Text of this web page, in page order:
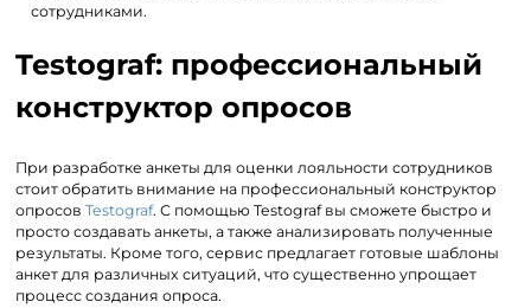
сотрудниками.
Testograf: профессиональный
конструктор опросов
При разработке анкеты для оценки лояльности сотрудников
стоит обратить внимание на профессиональный конструктор
опросовTestograf. С помощью Testograf вы сможете быстро и
просто создавать анкеты, а также анализировать полученные
результаты. Кроме того, сервис предлагает готовые шаблоны
анкет для различных ситуаций, что существенно упрощает
процесс создания опроса.